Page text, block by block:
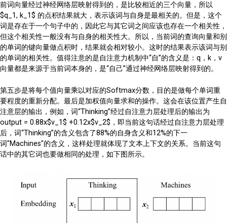
前词向量经过神经网络层映射得到的，是比较相近的三个向量，所以
$q_1, k_1$ 的点积结果就大，表示该词与自身是最相关的。但是，这个
词是存在于一个句子中的，因此它与其它词之间应该也存在一个相关性，
但这个相关性一般没有与自身的相关性大。所以，当前词的查询向量和别
的单词的键向量做点积时，结果就会相对较小。这时的结果表示该词与别
的单词的相关性。值得注意的是自注意力机制中“自”的含义是：q，k，v
向量都是来源于当前词本身的，是“自己”通过神经网络层映射得到的。
第五步是将每个值向量乘以对应的Softmax分数，目的是做每个单词重
要程度的重新分配。最后是加权值向量求和的操作。这会在该位置产生自
注意层的输出，例如，词“Thinking”经过自注意力层处理后的输出为
output = 0.88x$v_1$ +0.12x$v_2$，即当前这句话经过自注意力层处理
后，词“Thinking”的含义包含了88%的自身含义和12%的下一
词"Machines"的含义，这样处理就体现了文本上下文的关系。当前这句
话中的其它词也要做相同的处理，如下图所示。